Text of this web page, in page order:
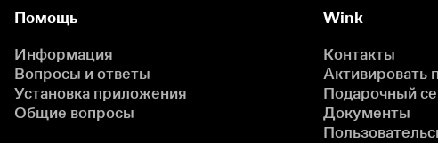
Помощь
Информация
Вопросы и ответы
Установка приложения
Общие вопросы
Wink
Контакты
Активировать
Подарочный
Документы